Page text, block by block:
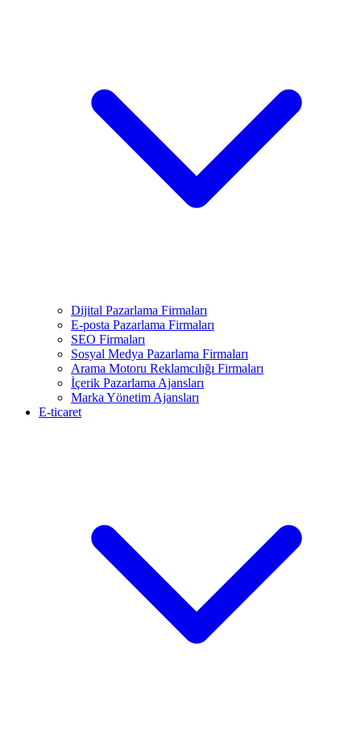
Dijital Pazarlama Firmaları
E-posta Pazarlama Firmaları
SEO Firmaları
Sosyal Medya Pazarlama Firmaları
Arama Motoru Reklamcılığı Firmaları
İçerik Pazarlama Ajansları
Marka Yönetim Ajansları
E-ticaret